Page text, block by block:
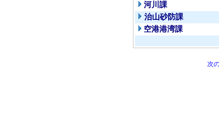
河川課
治山砂防課
空港港湾課
次